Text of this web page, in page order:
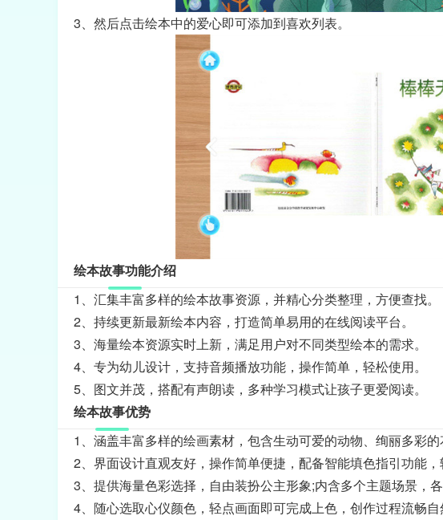
3、然后点击绘本中的爱心即可添加到喜欢列表。
绘本故事功能介绍
1、汇集丰富多样的绘本故事资源，并精心分类整理，方便查找。
2、持续更新最新绘本内容，打造简单易用的在线阅读平台。
3、海量绘本资源实时上新，满足用户对不同类型绘本的需求。
4、专为幼儿设计，支持音频播放功能，操作简单，轻松使用。
5、图文并茂，搭配有声朗读，多种学习模式让孩子更爱阅读。
绘本故事优势
1、涵盖丰富多样的绘画素材，包含生动可爱的动物、绚丽多彩的
2、界面设计直观友好，操作简单便捷，配备智能填色指引功能，
3、提供海量色彩选择，自由装扮公主形象;内含多个主题场景，
4、随心选取心仪颜色，轻点画面即可完成上色，创作过程流畅自